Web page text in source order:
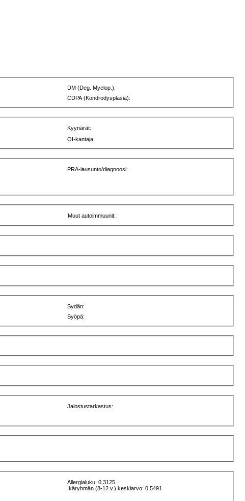
DM (Deg. Myelop.):
CDPA (Kondrodysplasia):
Kyynärät:
OI-kantaja:
PRA-lausunto/diagnoosi:
Muut autoimmuunit:
Sydän:
Syöpä:
Jalostustarkastus:
Allergialuku: 0,3125
Ikäryhmän (8-12 v.) keskiarvo: 0,5491